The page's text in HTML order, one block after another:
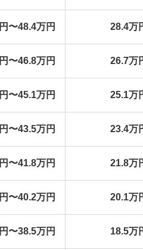
〜48.4万円 28.4万
〜46.8万円 26.7万
〜45.1万円 25.1万
〜43.5万円 23.4万
〜41.8万円 21.8万
〜40.2万円 20.1万
〜38.5万円 18.5万